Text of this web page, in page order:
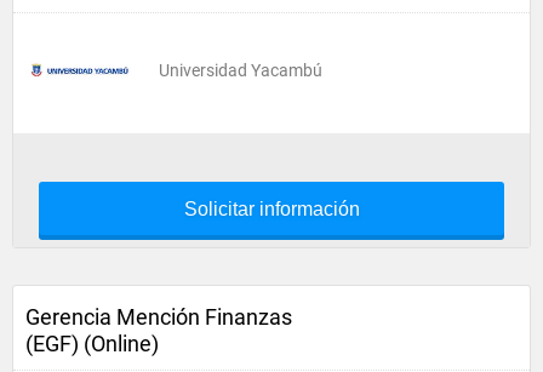
Universidad Yacambú
Solicitar información
Gerencia Mención Finanzas
(EGF) (Online)